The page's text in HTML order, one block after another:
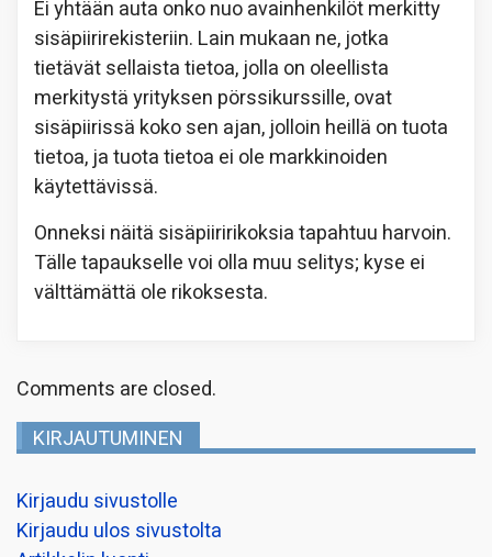
Ei yhtään auta onko nuo avainhenkilöt merkitty
sisäpiirirekisteriin. Lain mukaan ne, jotka
tietävät sellaista tietoa, jolla on oleellista
merkitystä yrityksen pörssikurssille, ovat
sisäpiirissä koko sen ajan, jolloin heillä on tuota
tietoa, ja tuota tietoa ei ole markkinoiden
käytettävissä.
Onneksi näitä sisäpiiririkoksia tapahtuu harvoin.
Tälle tapaukselle voi olla muu selitys; kyse ei
välttämättä ole rikoksesta.
Comments are closed.
KIRJAUTUMINEN
Kirjaudu sivustolle
Kirjaudu ulos sivustolta